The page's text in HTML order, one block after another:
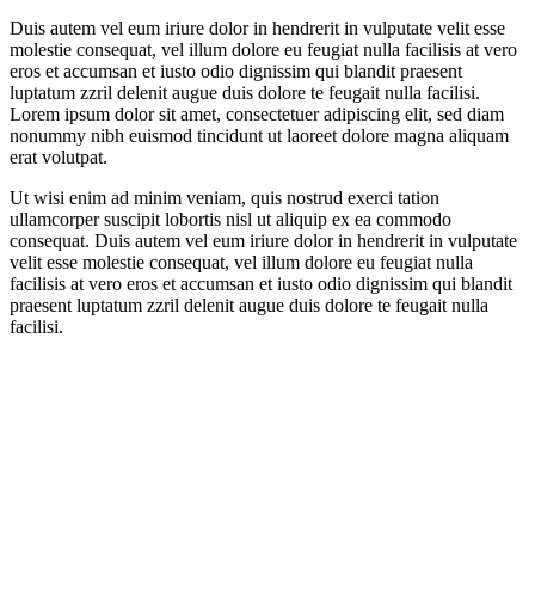
Duis autem vel eum iriure dolor in hendrerit in vulputate velit esse
molestie consequat, vel illum dolore eu feugiat nulla facilisis at vero
eros et accumsan et iusto odio dignissim qui blandit praesent
luptatum zzril delenit augue duis dolore te feugait nulla facilisi.
Lorem ipsum dolor sit amet, consectetuer adipiscing elit, sed diam
nonummy nibh euismod tincidunt ut laoreet dolore magna aliquam
erat volutpat.
Ut wisi enim ad minim veniam, quis nostrud exerci tation
ullamcorper suscipit lobortis nisl ut aliquip ex ea commodo
consequat. Duis autem vel eum iriure dolor in hendrerit in vulputate
velit esse molestie consequat, vel illum dolore eu feugiat nulla
facilisis at vero eros et accumsan et iusto odio dignissim qui blandit
praesent luptatum zzril delenit augue duis dolore te feugait nulla
facilisi.